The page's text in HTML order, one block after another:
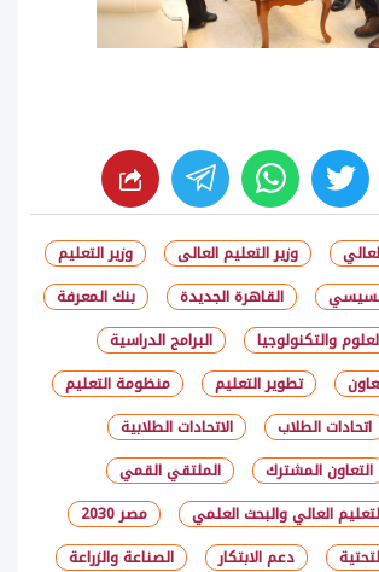
twitter
whats
وزير التعليم العالى
وزير التعليم
القاهرة الجديدة
بنك المعرفة
والتكنولوجيا
البرامج الدراسية
تطوير التعليم
منظومة التعليم
اتحادات الطلاب
الاتحادات الطلابية
التعاون المشترك
الملتقي القمي
العالي والبحث العلمي
مصر 2030
دعم الابتكار
الصناعة والزراعة